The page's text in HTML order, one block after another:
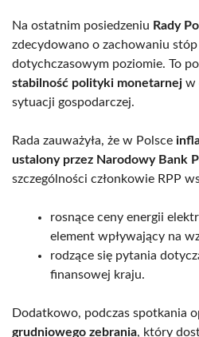
Na ostatnim posiedzeniu Rady
zdecydowano o zachowaniu
dotychczasowym poziomie. To
stabilność polityki monetarnej w
sytuacji gospodarczej.
Rada zauważyła, że w Polsce
ustalony przez Narodowy Bank
szczególności członkowie RPP
rosnące ceny energii
element wpływający na
rodzące się pytania
finansowej kraju.
Dodatkowo, podczas spotkania
grudniowego zebrania, który